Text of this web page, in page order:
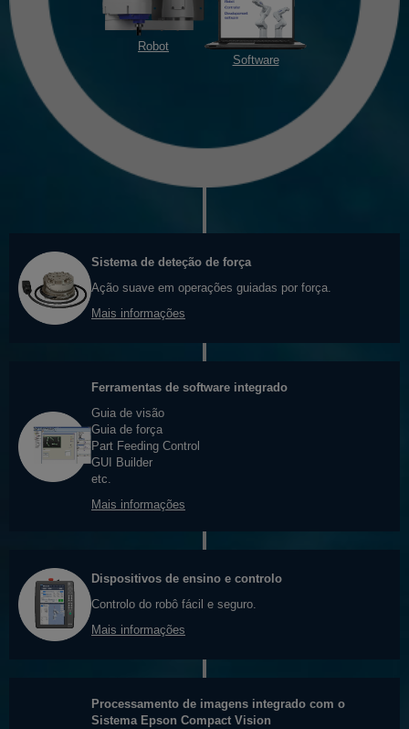
Robot
Software
Sistema de deteção de força
Ação suave em operações guiadas por força.
Mais informações
Ferramentas de software integrado
Guia de visão
Guia de força
Part Feeding Control
GUI Builder
etc.
Mais informações
Dispositivos de ensino e controlo
Controlo do robô fácil e seguro.
Mais informações
Processamento de imagens integrado com o
Sistema Epson Compact Vision